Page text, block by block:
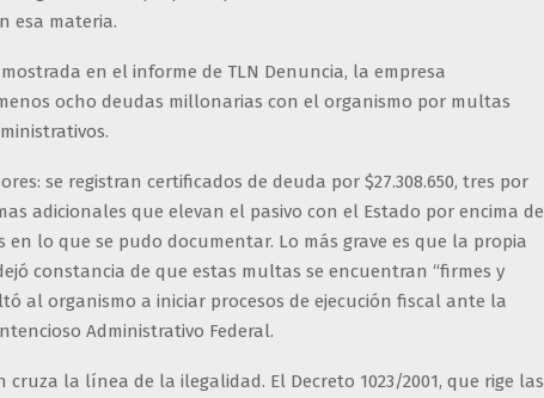
esa materia.
en el informe de TLN Denuncia, la empresa
ocho deudas millonarias con el organismo por multas
se registran certificados de deuda por $27.308.650, tres por
adicionales que elevan el pasivo con el Estado por encima de
en lo que se pudo documentar. Lo más grave es que la propia
constancia de que estas multas se encuentran “firmes y
al organismo a iniciar procesos de ejecución fiscal ante la
Administrativo Federal.
la línea de la ilegalidad. El Decreto 1023/2001, que rige las